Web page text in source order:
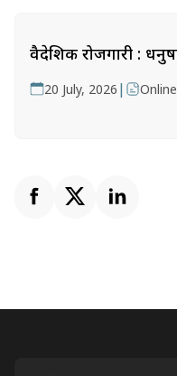
वैदेशिक रोजगारी :
20 July, 2026 |